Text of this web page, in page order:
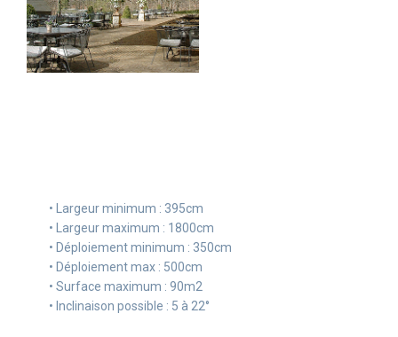
• Largeur minimum : 395cm
• Largeur maximum : 1800cm
• Déploiement minimum : 350cm
• Déploiement max : 500cm
• Surface maximum : 90m2
• Inclinaison possible : 5 à 22°